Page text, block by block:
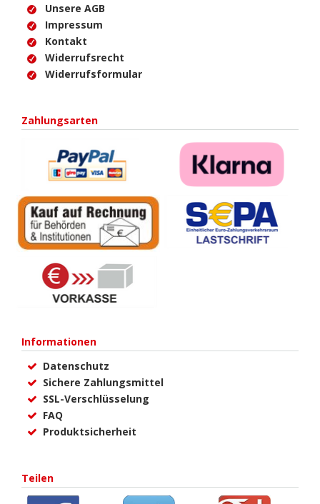
Unsere AGB
Impressum
Kontakt
Widerrufsrecht
Widerrufsformular
Zahlungsarten
Informationen
Datenschutz
Sichere Zahlungsmittel
SSL-Verschlüsselung
FAQ
Produktsicherheit
Teilen